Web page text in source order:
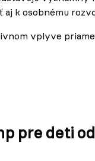
k osobnému
vplyve
pre deti